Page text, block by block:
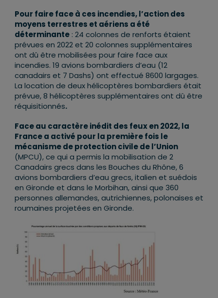
Pour faire face à ces incendies, l’action des
moyens terrestres et aériens a été
déterminante : 24 colonnes de renforts étaient
prévues en 2022 et 20 colonnes supplémentaires
ont dû être mobilisées pour faire face aux
incendies. 19 avions bombardiers d’eau (12
canadairs et 7 Dashs) ont effectué 8600 largages.
La location de deux hélicoptères bombardiers était
prévue, 8 hélicoptères supplémentaires ont dû être
réquisitionnés.
Face au caractère inédit des feux en 2022, la
France a activé pour la première fois le
mécanisme de protection civile de l’Union
(MPCU), ce qui a permis la mobilisation de 2
Canadairs grecs dans les Bouches du Rhône, 6
avions bombardiers d’eau grecs, italien et suédois
en Gironde et dans le Morbihan, ainsi que 360
personnes allemandes, autrichiennes, polonaises et
roumaines projetées en Gironde.